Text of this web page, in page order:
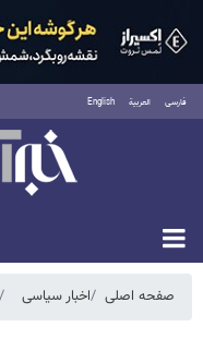
فارسی العربية English
یکشنبه ۱۸ مرداد ۱۴۰۵
صفحه اصلی اخبار سیاسی